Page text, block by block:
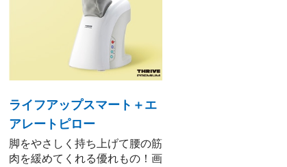
ライフアップスマート＋エ
アレートピロー
脚をやさしく持ち上げて腰の筋
肉を緩めてくれる優れもの！画